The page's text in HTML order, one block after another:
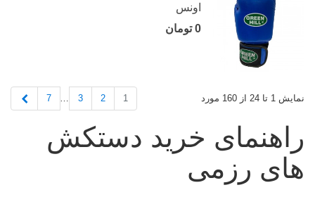
اونس
0 تومان
نمایش 1 تا 24 از 160 مورد 1
2
3
…
7
راهنمای خرید دستکش
های رزمی